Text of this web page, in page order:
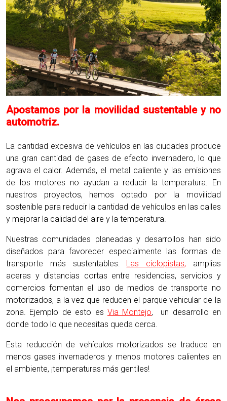
Apostamos por la movilidad sustentable y no
automotriz.
La cantidad excesiva de vehículos en las ciudades produce
una gran cantidad de gases de efecto invernadero, lo que
agrava el calor. Además, el metal caliente y las emisiones
de los motores no ayudan a reducir la temperatura. En
nuestros proyectos, hemos optado por la movilidad
sostenible para reducir la cantidad de vehículos en las calles
y mejorar la calidad del aire y la temperatura.
Nuestras comunidades planeadas y desarrollos han sido
diseñados para favorecer especialmente las formas de
transporte más sustentables: Las ciclopistas, amplias
aceras y distancias cortas entre residencias, servicios y
comercios fomentan el uso de medios de transporte no
motorizados, a la vez que reducen el parque vehicular de la
zona. Ejemplo de esto es Via Montejo, un desarrollo en
donde todo lo que necesitas queda cerca.
Esta reducción de vehículos motorizados se traduce en
menos gases invernaderos y menos motores calientes en
el ambiente, ¡temperaturas más gentiles!